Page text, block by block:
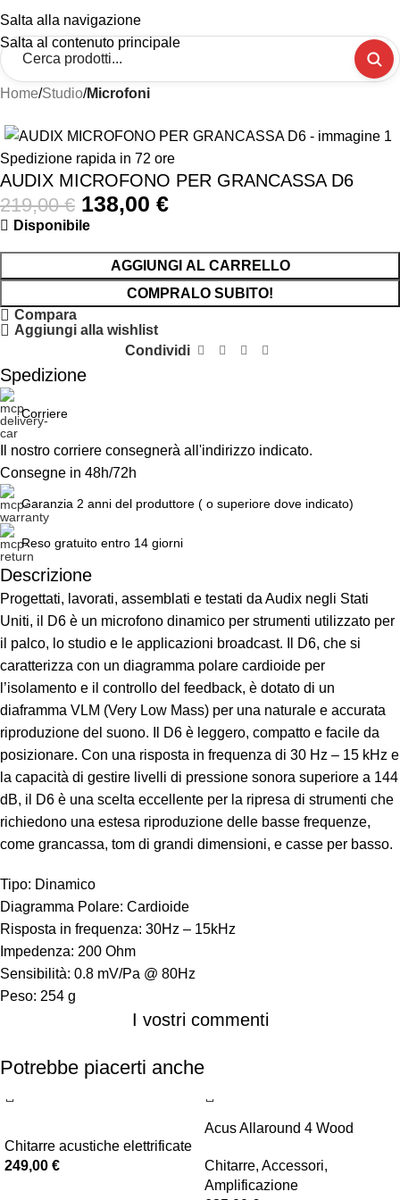
Salta alla navigazione
Salta al contenuto principale
Home Studio Microfoni
Spedizione rapida in 72 ore
AUDIX MICROFONO PER GRANCASSA D6
219,00€ 138,00 €
Disponibile
AGGIUNGI AL CARRELLO
COMPRALO SUBITO!
Compara
Aggiungi alla wishlist
Condividi
Spedizione
Corriere
Il nostro corriere consegnerà all'indirizzo indicato.
Consegne in 48h/72h
Garanzia 2 anni del produttore ( o superiore dove indicato)
Reso gratuito entro 14 giorni
Unbeatable offers
Black Friday Blowout!
Descrizione
Progettati, lavorati, assemblati e testati da Audix negli Stati
Uniti, il D6 è un microfono dinamico per strumenti utilizzato per
il palco, lo studio e le applicazioni broadcast. Il D6, che si
caratterizza con un diagramma polare cardioide per
l’isolamento e il controllo del feedback, è dotato di un
diaframma VLM (Very Low Mass) per una naturale e accurata
riproduzione del suono. Il D6 è leggero, compatto e facile da
posizionare. Con una risposta in frequenza di 30 Hz – 15 kHz e
la capacità di gestire livelli di pressione sonora superiore a 144
dB, il D6 è una scelta eccellente per la ripresa di strumenti che
richiedono una estesa riproduzione delle basse frequenze,
come grancassa, tom di grandi dimensioni, e casse per basso.
Tipo: Dinamico
Diagramma Polare: Cardioide
Risposta in frequenza: 30Hz – 15kHz
Impedenza: 200 Ohm
Sensibilità: 0.8 mV/Pa @ 80Hz
Peso: 254 g
I vostri commenti
Potrebbe piacerti anche
Chitarre acustiche elettrificate
249,00 €
Acus Allaround 4 Wood
Chitarre, Accessori,
Amplificazione